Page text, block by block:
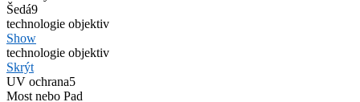
Šedá9
technologie objektiv
Show
technologie objektiv
Skrýt
UV ochrana5
Most nebo Pad